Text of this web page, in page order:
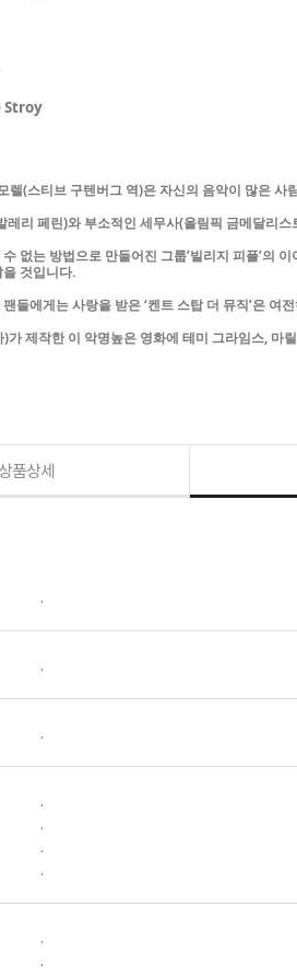
Stroy
렐(스티브 구텐버그 역)은 자신의 음악이 많은
레리 페린)와 부소적인 세무사(올림픽 금메달리
없는 방법으로 만들어진 그룹’빌리지 피플’의
것입니다.
들에게는 사랑을 받은 ‘켄트 스탑 더 뮤직’은 여
가 제작한 이 악명높은 영화에 테미 그라임스, 마
상품상세
.
.
.
.
.
.
.
.
.